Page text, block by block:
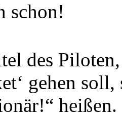
schon!
des
gehen
heißen.